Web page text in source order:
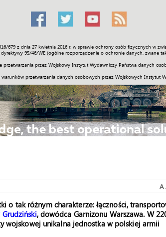
679 z dnia 27 kwietnia 2016 r. w sprawie ochrony osób fizycznych w
95/46/WE (ogólne rozporządzenie o ochronie danych, zwane
przez Wojskowy Instytut Wydawniczy Państwa danych
warunków przetwarzania danych osobowych przez Wojskowych Instytut
Sport Historia Galerie Wideo
A
tak różnym charakterze: łączności,
Grudziński, dowódca Garnizonu Warszawa. W
wojskowej unikalna jednostka w polskiej armii